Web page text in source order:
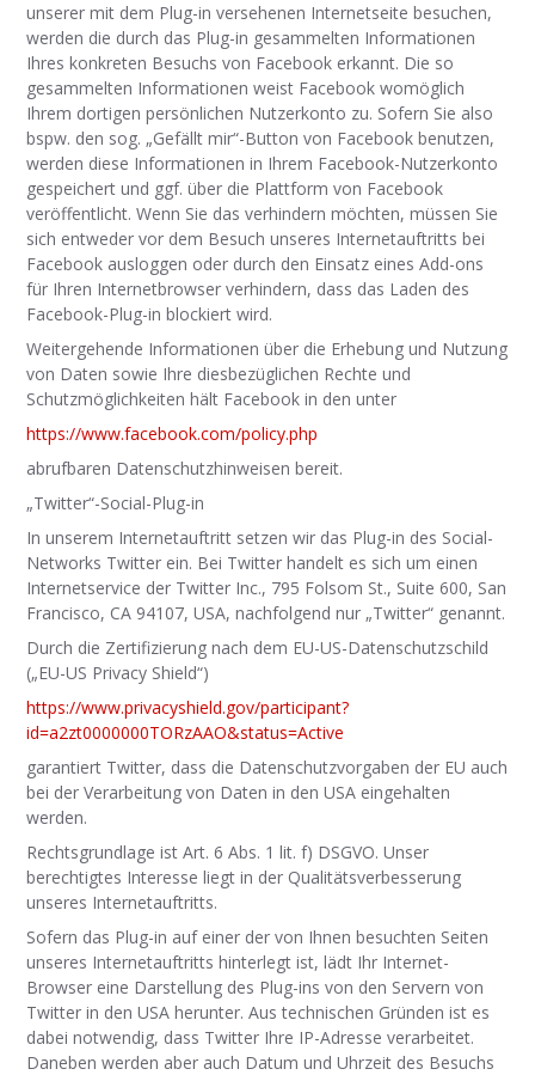
unserer mit dem Plug-in versehenen Internetseite besuchen,
werden die durch das Plug-in gesammelten Informationen
Ihres konkreten Besuchs von Facebook erkannt. Die so
gesammelten Informationen weist Facebook womöglich
Ihrem dortigen persönlichen Nutzerkonto zu. Sofern Sie also
bspw. den sog. „Gefällt mir“-Button von Facebook benutzen,
werden diese Informationen in Ihrem Facebook-Nutzerkonto
gespeichert und ggf. über die Plattform von Facebook
veröffentlicht. Wenn Sie das verhindern möchten, müssen Sie
sich entweder vor dem Besuch unseres Internetauftritts bei
Facebook ausloggen oder durch den Einsatz eines Add-ons
für Ihren Internetbrowser verhindern, dass das Laden des
Facebook-Plug-in blockiert wird.
Weitergehende Informationen über die Erhebung und Nutzung
von Daten sowie Ihre diesbezüglichen Rechte und
Schutzmöglichkeiten hält Facebook in den unter
https://www.facebook.com/policy.php
abrufbaren Datenschutzhinweisen bereit.
„Twitter“-Social-Plug-in
In unserem Internetauftritt setzen wir das Plug-in des Social-
Networks Twitter ein. Bei Twitter handelt es sich um einen
Internetservice der Twitter Inc., 795 Folsom St., Suite 600, San
Francisco, CA 94107, USA, nachfolgend nur „Twitter“ genannt.
Durch die Zertifizierung nach dem EU-US-Datenschutzschild
(„EU-US Privacy Shield“)
https://www.privacyshield.gov/participant?
id=a2zt0000000TORzAAO&status=Active
garantiert Twitter, dass die Datenschutzvorgaben der EU auch
bei der Verarbeitung von Daten in den USA eingehalten
werden.
Rechtsgrundlage ist Art. 6 Abs. 1 lit. f) DSGVO. Unser
berechtigtes Interesse liegt in der Qualitätsverbesserung
unseres Internetauftritts.
Sofern das Plug-in auf einer der von Ihnen besuchten Seiten
unseres Internetauftritts hinterlegt ist, lädt Ihr Internet-
Browser eine Darstellung des Plug-ins von den Servern von
Twitter in den USA herunter. Aus technischen Gründen ist es
dabei notwendig, dass Twitter Ihre IP-Adresse verarbeitet.
Daneben werden aber auch Datum und Uhrzeit des Besuchs